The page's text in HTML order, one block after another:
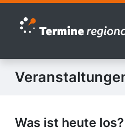
Zur Navigation springen
Zum Inhalt springen
Was ist heute los?